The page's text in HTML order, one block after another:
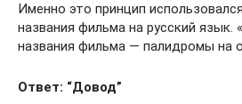
Именно это принцип
названия фильма на русский язык.
названия фильма — палидромы на
Ответ: “Довод”